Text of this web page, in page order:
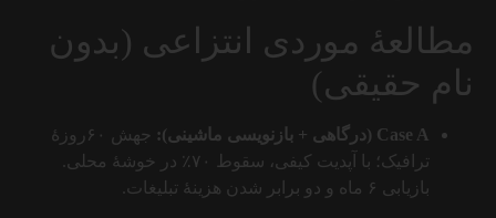
مطالعهٔ موردی انتزاعی (بدون
نام حقیقی)
Case A (درگاهی + بازنویسی ماشینی):
جهش ۶۰روزهٔ
ترافیک؛ با آپدیت کیفی، سقوط ۷۰٪ در خوشهٔ محلی.
بازیابی ۶ ماه و دو برابر شدن هزینهٔ تبلیغات.